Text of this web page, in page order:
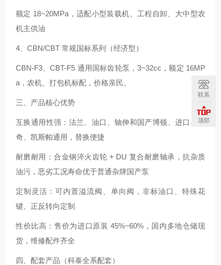
额定 18~20MPa，适配小型装载机、工程自卸、大中型农
机主供油
4、CBN/CBT 常规国标系列（经济型）
CBN-F3、CBT-F5 通用国标齿轮泵，3~32cc，额定 16MP
a，农机、打包机标配，价格亲民。
三、产品核心优势
互换通用性强：法兰、油口、轴伸和国产博顿、进口马祖
奇、凯斯帕通用，替换便捷
耐磨耐用：合金钢淬火齿轮 + DU 复合耐磨轴承，抗杂质
油污，恶劣工况寿命优于普通杂牌国产泵
定制灵活：可内置溢流阀、单向阀，非标油口、特殊花
键、正反转向定制
性价比高：售价为进口原装 45%~60%，国内多地仓储现
货，维修配件齐全
四、配套产品（科泰全系配套）
联系
顶部